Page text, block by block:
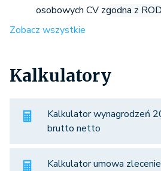
osobowych CV zgodna z
Zobacz wszystkie
Kalkulatory
Kalkulator wynagrodzeń
brutto netto
Kalkulator umowa